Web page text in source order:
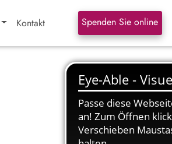
Kontakt Spenden Sie online